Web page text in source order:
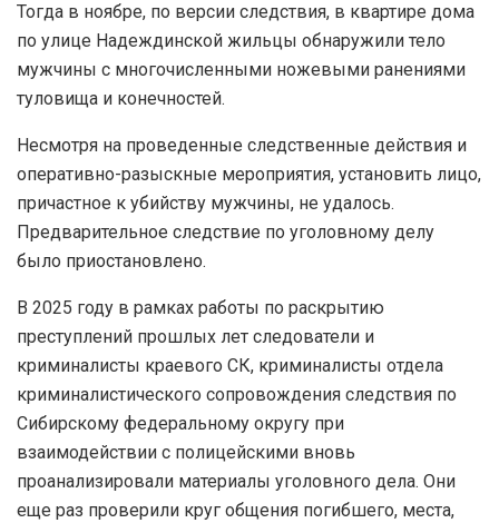
Тогда в ноябре, по версии следствия, в квартире дома
по улице Надеждинской жильцы обнаружили тело
мужчины с многочисленными ножевыми ранениями
туловища и конечностей.
Несмотря на проведенные следственные действия и
оперативно-разыскные мероприятия, установить лицо,
причастное к убийству мужчины, не удалось.
Предварительное следствие по уголовному делу
было приостановлено.
В 2025 году в рамках работы по раскрытию
преступлений прошлых лет следователи и
криминалисты краевого СК, криминалисты отдела
криминалистического сопровождения следствия по
Сибирскому федеральному округу при
взаимодействии с полицейскими вновь
проанализировали материалы уголовного дела. Они
еще раз проверили круг общения погибшего, места,